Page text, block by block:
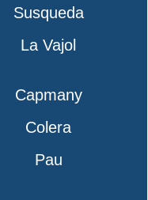
Susqueda
La Vajol
Capmany
Colera
Pau